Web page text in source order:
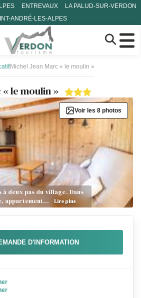
ENTREVAUX
LA PALUD-SUR-VERDON
ANDRÉ-LES-ALPES
Michel Jean Marc « le moulin »
le moulin »
deux pas du village. Dans
appartement…
Lire plus
Voir les 8 photos
D'INFORMATION